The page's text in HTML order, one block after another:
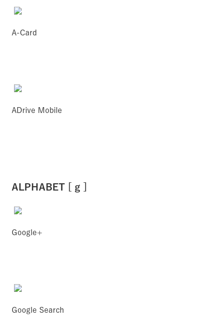
A-Card
ADrive Mobile
ALPHABET [ g ]
Google+
Google Search